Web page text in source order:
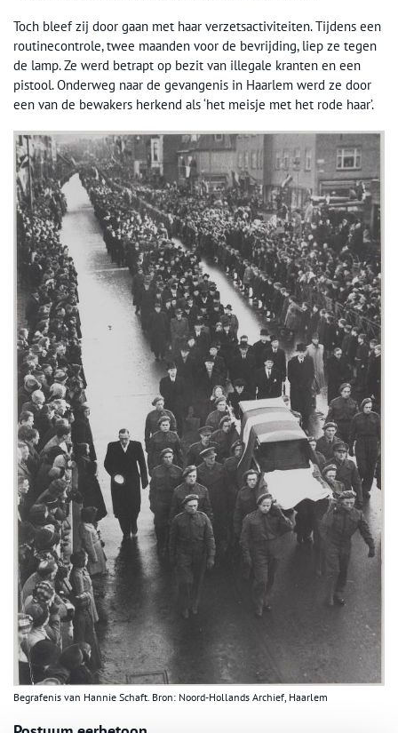
Toch bleef zij door gaan met haar verzetsactiviteiten. Tijdens een
routinecontrole, twee maanden voor de bevrijding, liep ze tegen
de lamp. Ze werd betrapt op bezit van illegale kranten en een
pistool. Onderweg naar de gevangenis in Haarlem werd ze door
een van de bewakers herkend als ‘het meisje met het rode haar’.
Begrafenis van Hannie Schaft. Bron: Noord-Hollands Archief, Haarlem